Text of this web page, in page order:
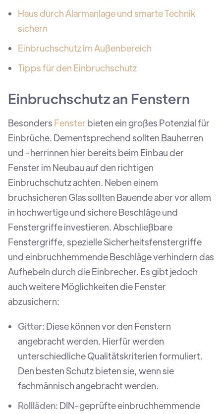
Haus durch Alarmanlage und smarte Technik
sichern
Einbruchschutz im Außenbereich
Tipps für den Einbruchschutz
Einbruchschutz an Fenstern
Besonders Fenster bieten ein großes Potenzial für
Einbrüche. Dementsprechend sollten Bauherren
und -herrinnen hier bereits beim Einbau der
Fenster im Neubau auf den richtigen
Einbruchschutz achten. Neben einem
bruchsicheren Glas sollten Bauende aber vor allem
in hochwertige und sichere Beschläge und
Fenstergriffe investieren. Abschließbare
Fenstergriffe, spezielle Sicherheitsfenstergriffe
und einbruchhemmende Beschläge verhindern das
Aufhebeln durch die Einbrecher. Es gibt jedoch
auch weitere Möglichkeiten die Fenster
abzusichern:
Gitter: Diese können vor den Fenstern
angebracht werden. Hierfür werden
unterschiedliche Qualitätskriterien formuliert.
Den besten Schutz bieten sie, wenn sie
fachmännisch angebracht werden.
Rollläden: DIN-geprüfte einbruchhemmende